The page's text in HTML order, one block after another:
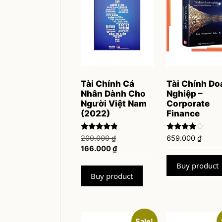
Tài Chính Cá
Nhân Dành Cho
Người Việt Nam
(2022)
Rated
out of 5
200.000₫Original
price
166.000₫Current
166.000 ₫.
Buy product
Tài Chính
Nghiệp –
Corporate
Finance
Rated
3.75
659.000 ₫
Buy product